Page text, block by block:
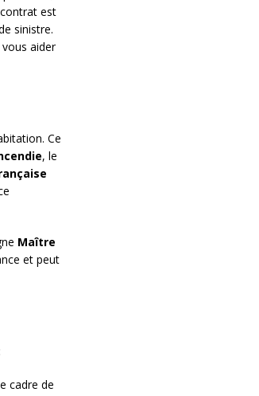
est
sinistre.
aider
Ce
, le
Maître
et peut
cadre de